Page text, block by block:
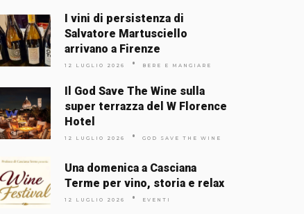
I vini di persistenza di
Salvatore Martusciello
arrivano a Firenze
12 LUGLIO 2026 BERE E MANGIARE
Il God Save The Wine sulla
super terrazza del W Florence
Hotel
12 LUGLIO 2026 GOD SAVE THE WINE
Una domenica a Casciana
Terme per vino, storia e relax
12 LUGLIO 2026 EVENTI